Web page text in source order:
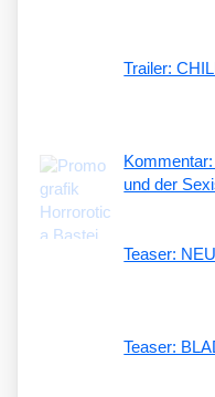
Trailer:
und der
Teaser:
Teaser: